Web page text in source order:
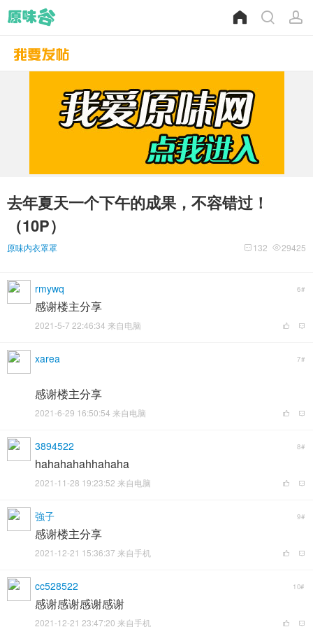
去年夏天一个下午的成果，不容错过！
（10P）
原味内衣罩罩 29425
132
rmywq 6#
感谢楼主分享
2021-5-7 22:46:34 来自电脑
xarea 7#
感谢楼主分享
2021-6-29 16:50:54 来自电脑
3894522 8#
hahahahahhahaha
2021-11-28 19:23:52 来自电脑
強子 9#
感谢楼主分享
2021-12-21 15:36:37 来自手机
cc528522 10#
感谢感谢感谢感谢
2021-12-21 23:47:20 来自手机